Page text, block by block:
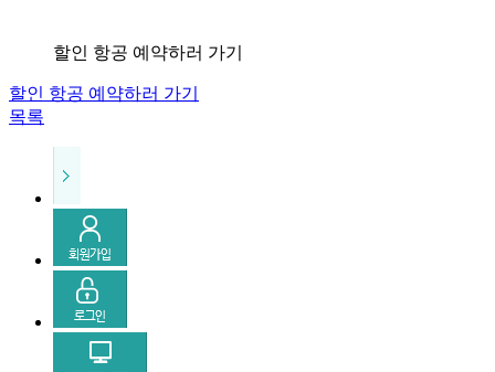
할인 항공 예약하러 가기
할인 항공 예약하러 가기
목록